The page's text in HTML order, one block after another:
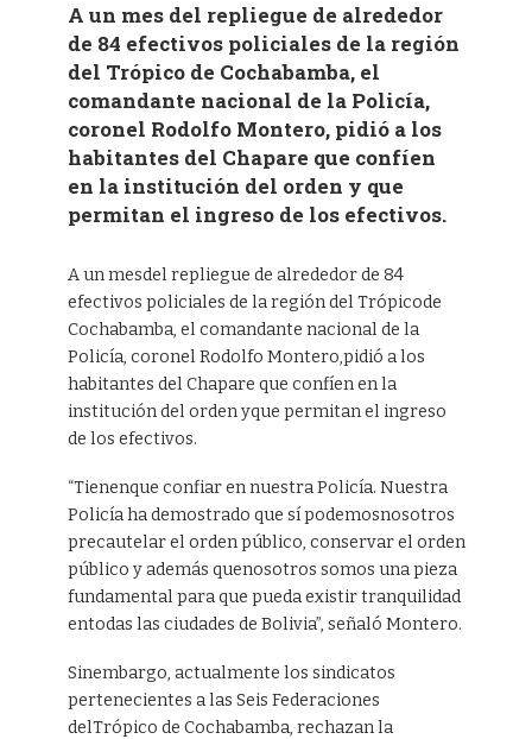
A un mes del repliegue de alrededor
de 84 efectivos policiales de la región
del Trópico de Cochabamba, el
comandante nacional de la Policía,
coronel Rodolfo Montero, pidió a los
habitantes del Chapare que confíen
en la institución del orden y que
permitan el ingreso de los efectivos.
A un mesdel repliegue de alrededor de 84
efectivos policiales de la región del Trópicode
Cochabamba, el comandante nacional de la
Policía, coronel Rodolfo Montero,pidió a los
habitantes del Chapare que confíen en la
institución del orden yque permitan el ingreso
de los efectivos.
“Tienenque confiar en nuestra Policía. Nuestra
Policía ha demostrado que sí podemosnosotros
precautelar el orden público, conservar el orden
público y además quenosotros somos una pieza
fundamental para que pueda existir tranquilidad
entodas las ciudades de Bolivia”, señaló Montero.
Sinembargo, actualmente los sindicatos
pertenecientes a las Seis Federaciones
delTrópico de Cochabamba, rechazan la